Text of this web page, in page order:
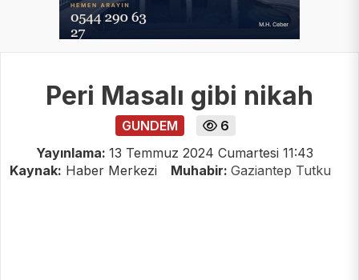
Peri Masalı gibi nikah
GUNDEM
6
Yayınlama: 13 Temmuz 2024 Cumartesi 11:43
Kaynak: Haber Merkezi Muhabir: Gaziantep Tutku